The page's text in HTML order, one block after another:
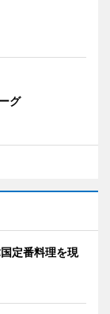
グ
定番料理を現